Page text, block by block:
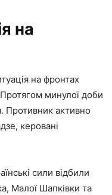
на
на фронтах
минулої доби
Противник активно
керовані
сили відбили
Малої Шапківки та